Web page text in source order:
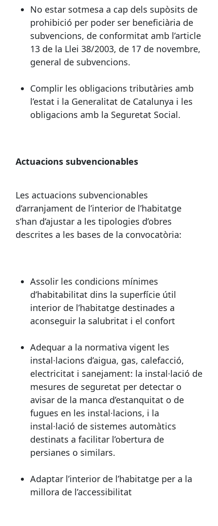
No estar sotmesa a cap dels supòsits de
prohibició per poder ser beneficiària de
subvencions, de conformitat amb l’article
13 de la Llei 38/2003, de 17 de novembre,
general de subvencions.
Complir les obligacions tributàries amb
l’estat i la Generalitat de Catalunya i les
obligacions amb la Seguretat Social.
Actuacions subvencionables
Les actuacions subvencionables
d’arranjament de l’interior de l’habitatge
s’han d’ajustar a les tipologies d’obres
descrites a les bases de la convocatòria:
Assolir les condicions mínimes
d’habitabilitat dins la superfície útil
interior de l’habitatge destinades a
aconseguir la salubritat i el confort
Adequar a la normativa vigent les
instal·lacions d’aigua, gas, calefacció,
electricitat i sanejament: la instal·lació de
mesures de seguretat per detectar o
avisar de la manca d’estanquitat o de
fugues en les instal·lacions, i la
instal·lació de sistemes automàtics
destinats a facilitar l’obertura de
persianes o similars.
Adaptar l’interior de l’habitatge per a la
millora de l’accessibilitat